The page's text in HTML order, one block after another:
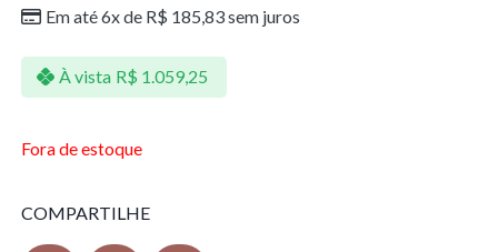
Em até 6x de R$ 185,83sem juros
À vista R$ 1.059,25
Fora de estoque
COMPARTILHE